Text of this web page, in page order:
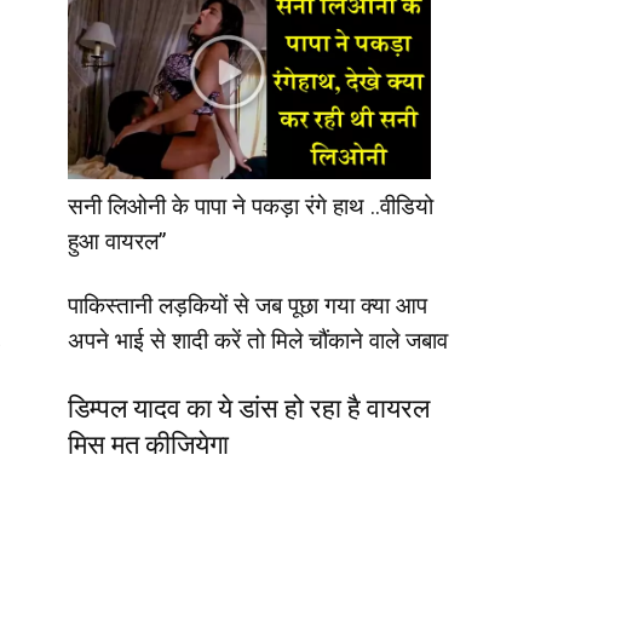
सनी लिओनी के पापा ने पकड़ा रंगे हाथ ..वीडियो
हुआ वायरल”
पाकिस्तानी लड़कियों से जब पूछा गया क्या आप
अपने भाई से शादी करें तो मिले चौंकाने वाले जबाव
डिम्पल यादव का ये डांस हो रहा है वायरल
मिस मत कीजियेगा